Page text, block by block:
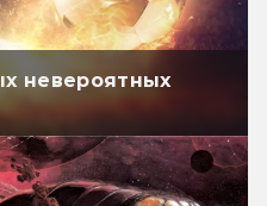
невероятных